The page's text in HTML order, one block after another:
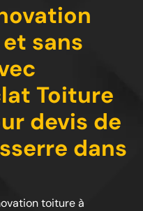
sans
Toiture
devis de
dans
toiture à